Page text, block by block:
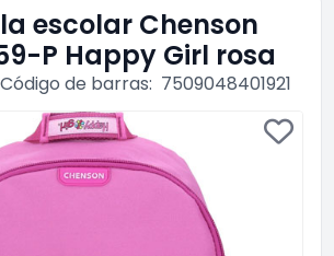
escolar Chenson
P Happy Girl rosa
Código de barras: 7509048401921